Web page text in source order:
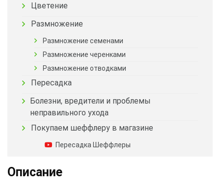
Цветение
Размножение
Размножение семенами
Размножение черенками
Размножение отводками
Пересадка
Болезни, вредители и проблемы
неправильного ухода
Покупаем шеффлеру в магазине
Пересадка Шеффлеры
Описание